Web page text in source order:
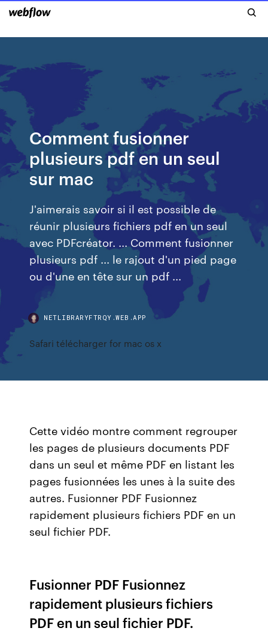
Comment fusionner
plusieurs pdf en un seul
sur mac
J'aimerais savoir si il est possible de
réunir plusieurs fichiers pdf en un seul
avec PDFcréator. ... Comment fusionner
plusieurs pdf ... le rajout d'un pied page
ou d'une en tête sur un pdf ...
NETLIBRARYFTRQY.WEB.APP
Safari télécharger for mac os x
Cette vidéo montre comment regrouper
les pages de plusieurs documents PDF
dans un seul et même PDF en listant les
pages fusionnées les unes à la suite des
autres. Fusionner PDF Fusionnez
rapidement plusieurs fichiers PDF en un
seul fichier PDF.
Fusionner PDF Fusionnez
rapidement plusieurs fichiers
PDF en un seul fichier PDF.